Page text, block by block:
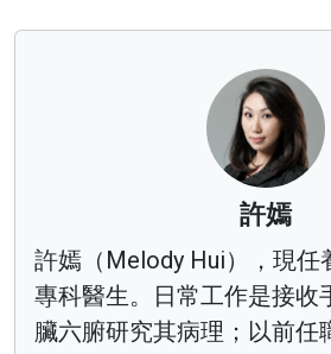
許嫣
許嫣（Melody Hui），現任
專科醫生。日常工作是接收
臟六腑研究其病理；以前任